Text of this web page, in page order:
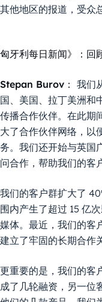
其他地区的报道，受众
匈牙利每日新闻》：回
Stepan Burov： 我们
国、美国、拉丁美洲和
传播合作伙伴。在此期
大了合作伙伴网络，以
务。我们还开始与英国
问合作，帮助我们的客
我们的客户群扩大了
围内产生了超过 15 亿
媒体。最近，我们的客
建立了牢固的长期合作
更重要的是，我们的客
成了几轮融资，另一位